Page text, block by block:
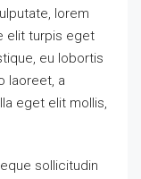
lorem
elit turpis eget
eu lobortis
laoreet, a
eget elit mollis,
sollicitudin